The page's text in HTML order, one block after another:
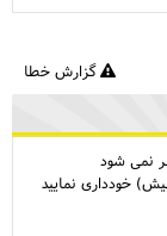
گزارش خطا
نمی شود
خودداری نمایید